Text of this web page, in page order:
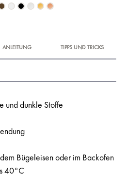
ANLEITUNG TIPPS UND TRICKS
und dunkle Stoffe
Bügeleisen oder im Backofen
40°C